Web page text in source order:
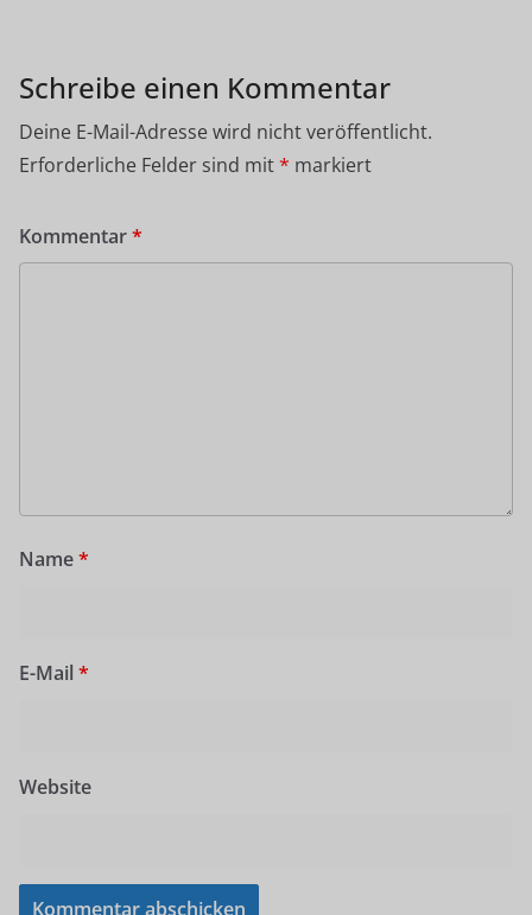
Schreibe einen Kommentar
Deine E-Mail-Adresse wird nicht veröffentlicht.
Erforderliche Felder sind mit* markiert
Kommentar*
Name*
E-Mail *
Website